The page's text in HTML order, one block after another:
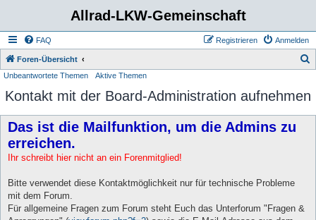
Allrad-LKW-Gemeinschaft
FAQ Anmelden
Registrieren
Foren-Übersicht
Unbeantwortete Themen Aktive Themen
Kontakt mit der Board-Administration aufnehmen
Das ist die Mailfunktion, um die Admins zu
erreichen.
Ihr schreibt hier nicht an ein Forenmitglied!
Bitte verwendet diese Kontaktmöglichkeit nur für technische Probleme
mit dem Forum.
Für allgemeine Fragen zum Forum steht Euch das Unterforum "Fragen &